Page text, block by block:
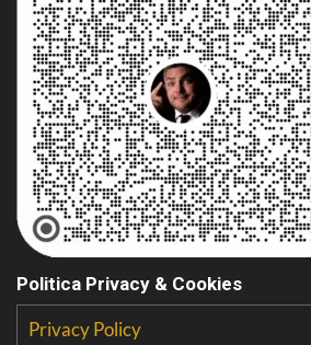
Politica Privacy & Cookies
Privacy Policy